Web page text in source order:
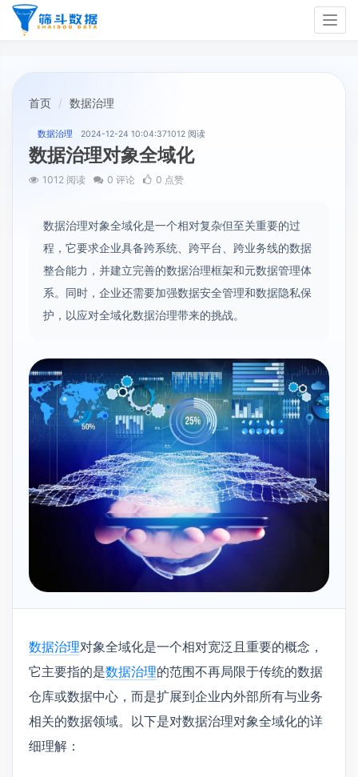
首页 数据治理
数据治理 2024-12-24 10:04:371012 阅读
数据治理对象全域化
1012 阅读 0 评论 0 点赞
数据治理对象全域化是一个相对复杂但至关重要的过
程，它要求企业具备跨系统、跨平台、跨业务线的数据
整合能力，并建立完善的数据治理框架和元数据管理体
系。同时，企业还需要加强数据安全管理和数据隐私保
护，以应对全域化数据治理带来的挑战。
数据治理对象全域化是一个相对宽泛且重要的概念，
它主要指的是数据治理的范围不再局限于传统的数据
仓库或数据中心，而是扩展到企业内外部所有与业务
相关的数据领域。以下是对数据治理对象全域化的详
细理解：